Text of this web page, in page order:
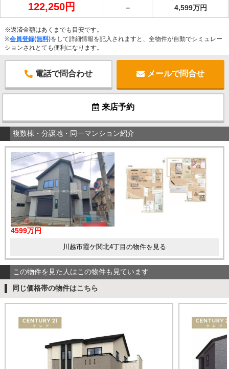
122,250円 － 4,599万円
※返済金額はあくまでも目安です。
※会員登録(無料)をして詳細情報を記入されますと、全物件が自動でシミュレー
ションされとても便利になります。
電話で問合わせ メールで問合せ
来店予約
複数棟・分譲地・同一マンション紹介
4599万円
川越市霞ケ関北4丁目の物件を見る
この物件を見た人はこの物件も見ています
同じ価格帯の物件はこちら